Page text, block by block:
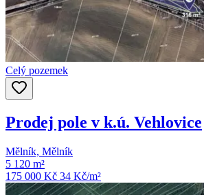
Celý pozemek
Prodej pole v k.ú. Vehlovice
Mělník, Mělník
5 120 m²
175 000 Kč 34 Kč/m²